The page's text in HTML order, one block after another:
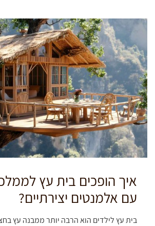
איך הופכים בית עץ
עם אלמנטים יצירתיים?
בית עץ לילדים הוא הרבה יותר ממבנה עץ